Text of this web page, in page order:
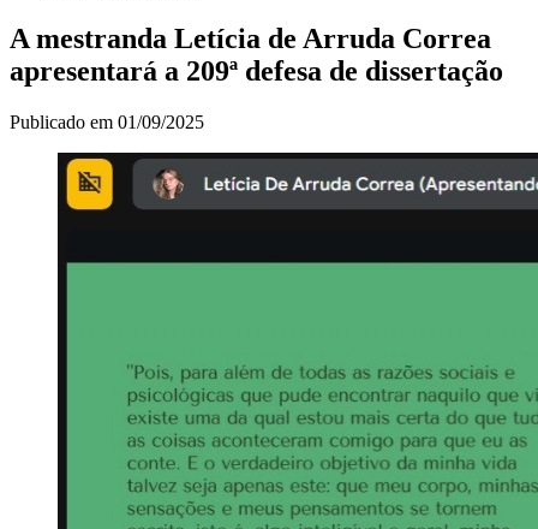
A mestranda Letícia de Arruda Correa
apresentará a 209ª defesa de dissertação
Publicado em 01/09/2025